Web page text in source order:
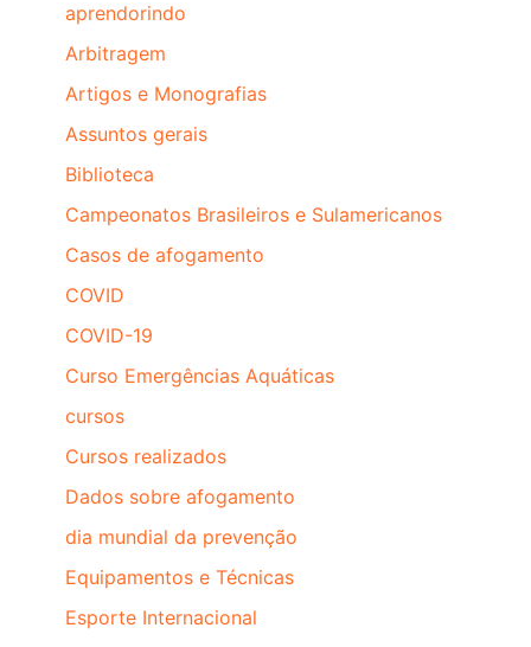
aprendorindo
Arbitragem
Artigos e Monografias
Assuntos gerais
Biblioteca
Campeonatos Brasileiros e Sulamericanos
Casos de afogamento
COVID
COVID-19
Curso Emergências Aquáticas
cursos
Cursos realizados
Dados sobre afogamento
dia mundial da prevenção
Equipamentos e Técnicas
Esporte Internacional